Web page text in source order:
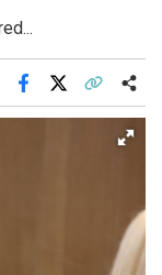
Facebook